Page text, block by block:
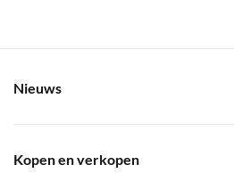
Nieuws
Kopen en verkopen